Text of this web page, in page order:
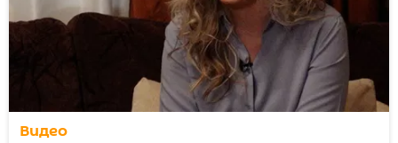
Видео